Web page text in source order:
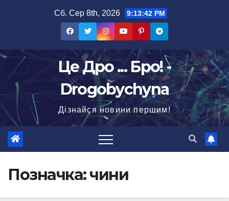
Сб. Сер 8th, 2026 9:13:42 PM
Це Дро ... Бро! -
Drogobychyna
Дізнайся новини першим!
Позначка:чини